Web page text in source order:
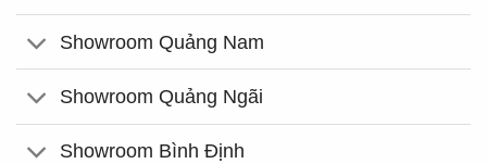
Showroom Quảng Nam
Showroom Quảng Ngãi
Showroom Bình Định